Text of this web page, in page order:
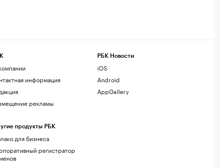
информация
рекламы
продукты РБК
для бизнеса
регистратор
РБК Новости
iOS
Android
AppGallery